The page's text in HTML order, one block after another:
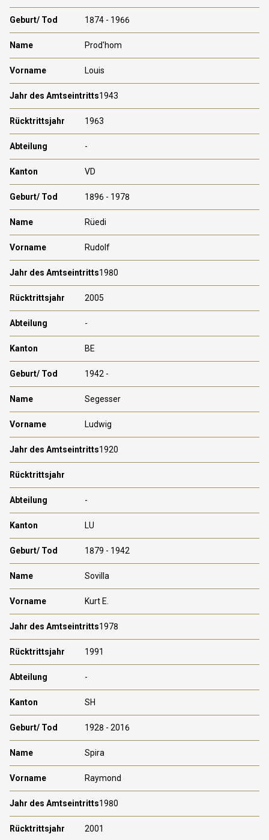
1874 - 1966
Prod'hom
Louis
1943
1963
-
VD
1896 - 1978
Rüedi
Rudolf
1980
2005
-
BE
1942 -
Segesser
Ludwig
1920
-
LU
1879 - 1942
Sovilla
Kurt E.
1978
1991
-
SH
1928 - 2016
Spira
Raymond
1980
2001